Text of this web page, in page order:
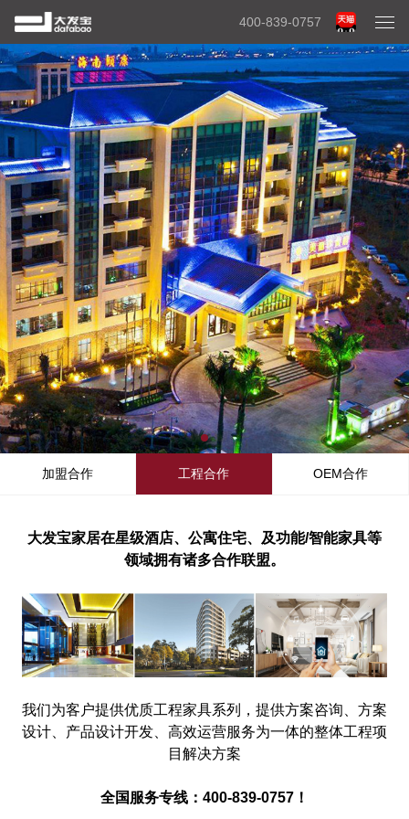
400-839-0757
加盟合作 工程合作 OEM合作
大发宝家居在星级酒店、公寓住宅、及功能/智能家具等
领域拥有诸多合作联盟。
我们为客户提供优质工程家具系列，提供方案咨询、方案
设计、产品设计开发、高效运营服务为一体的整体工程项
目解决方案
全国服务专线：400-839-0757！